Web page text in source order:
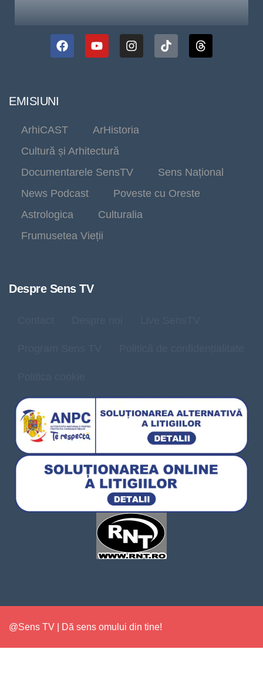
EMISIUNI
ArhiCAST
ArHistoria
Cultură și Arhitectură
Documentarele SensTV
Sens Național
News Podcast
Poveste cu Oreste
Astrologica
Culturalia
Frumusetea Vieții
Despre Sens TV
@Sens TV | Dă sens omului din tine!